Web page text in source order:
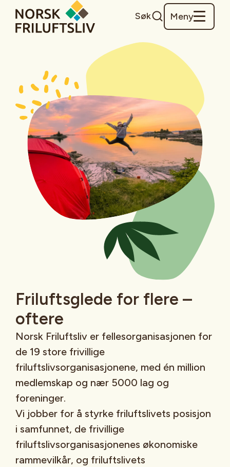
Søk Meny
Friluftsglede for flere –
oftere
Norsk Friluftsliv er fellesorganisasjonen for
de 19 store frivillige
friluftslivsorganisasjonene, med én million
medlemskap og nær 5000 lag og
foreninger.
Vi jobber for å styrke friluftslivets posisjon
i samfunnet, de frivillige
friluftslivsorganisasjonenes økonomiske
rammevilkår, og friluftslivets